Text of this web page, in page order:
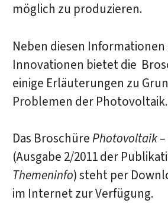
möglich zu produzieren.
Neben diesen
Innovationen bietet die
einige Erläuterungen zu
Problemen der Photovoltaik.
Das BroschürePhotovoltaik
(Ausgabe 2/2011 der
Themeninfo) steht per
im Internet zur Verfügung.